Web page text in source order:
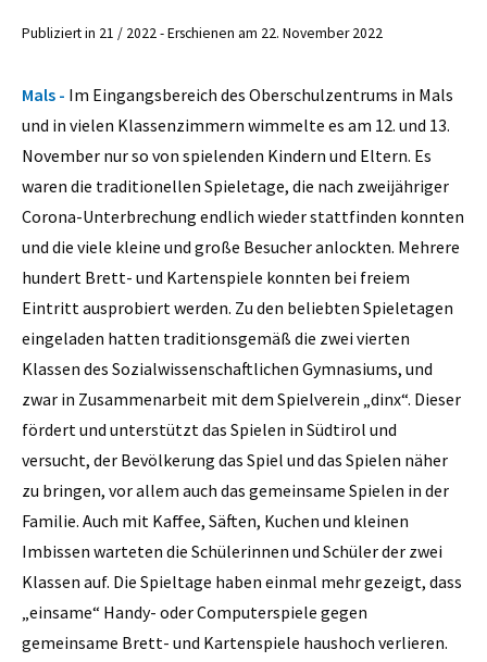
Publiziert in 21 / 2022 - Erschienen am 22. November 2022
Mals - Im Eingangsbereich des Oberschulzentrums in Mals
und in vielen Klassenzimmern wimmelte es am 12. und 13.
November nur so von spielenden Kindern und Eltern. Es
waren die traditionellen Spieletage, die nach zweijähriger
Corona-Unterbrechung endlich wieder stattfinden konnten
und die viele kleine und große Besucher anlockten. Mehrere
hundert Brett- und Kartenspiele konnten bei freiem
Eintritt ausprobiert werden. Zu den beliebten Spieletagen
eingeladen hatten traditionsgemäß die zwei vierten
Klassen des Sozialwissenschaftlichen Gymnasiums, und
zwar in Zusammenarbeit mit dem Spielverein „dinx“. Dieser
fördert und unterstützt das Spielen in Südtirol und
versucht, der Bevölkerung das Spiel und das Spielen näher
zu bringen, vor allem auch das gemeinsame Spielen in der
Familie. Auch mit Kaffee, Säften, Kuchen und kleinen
Imbissen warteten die Schülerinnen und Schüler der zwei
Klassen auf. Die Spieltage haben einmal mehr gezeigt, dass
„einsame“ Handy- oder Computerspiele gegen
gemeinsame Brett- und Kartenspiele haushoch verlieren.